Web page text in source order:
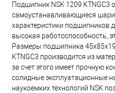
Подшипник NSK 1209 KTNGC3
самоустанавливающиеся
характеристики подшипников
высокая работоспособность,
Размеры подшипника
KTNGC3 производится из
за счет этого имеет прочную
солидные эксплуатационные
наукоемких технологий NSK